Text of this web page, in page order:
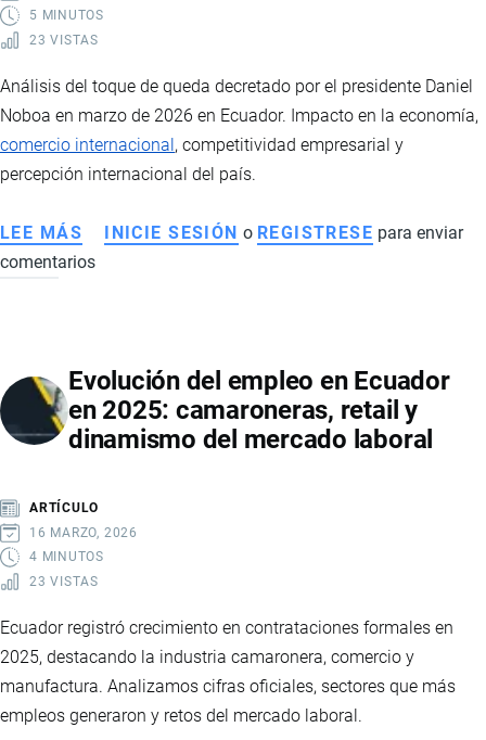
Y
LA
DEL
TRANSNACIONAL
5 MINUTOS
23 VISTAS
Análisis del toque de queda decretado por el presidente Daniel
Noboa en marzo de 2026 en Ecuador. Impacto en la economía,
comercio internacional , competitividad empresarial y
percepción internacional del país.
LEE MÁS SOBRE
TOQUE
ECUADOR:
IMPLICACIONES
Y
INICIE SESIÓN o REGISTRESE para enviar
comentarios
Evolución del empleo en Ecuador
en 2025: camaroneras, retail y
dinamismo del mercado laboral
ARTÍCULO
16 MARZO, 2026
4 MINUTOS
23 VISTAS
Ecuador registró crecimiento en contrataciones formales en
2025, destacando la industria camaronera, comercio y
manufactura. Analizamos cifras oficiales, sectores que más
empleos generaron y retos del mercado laboral.